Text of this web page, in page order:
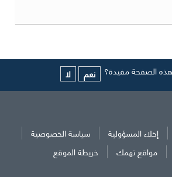
الصفحة مفيدة؟ نعم لا
إخلاء المسؤولية
سياسة الخصوصية
مواقع تهمك خريطة الموقع